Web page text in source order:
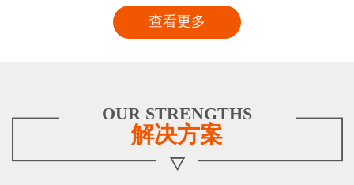
查看更多
OUR STRENGTHS
解决方案